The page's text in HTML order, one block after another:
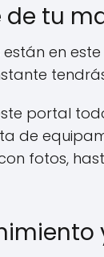
tu
en
portal
de
fotos,